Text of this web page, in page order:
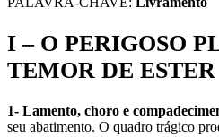
I – O PERIGOSO
TEMOR DE ESTER
1- Lamento, choro e
seu abatimento. O quadro trágico